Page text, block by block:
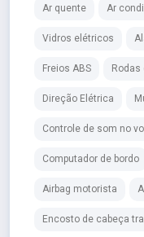
Ar quente Ar
Vidros elétricos
Freios ABS Rodas
Direção Elétrica
Controle de som no
Computador de bordo
Airbag motorista
Encosto de cabeça